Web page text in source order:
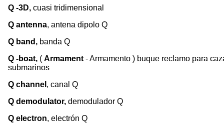
Q -3D, cuasi tridimensional
Q antenna, antena dipolo Q
Q band, banda Q
Q -boat, ( Armament - Armamento ) buque reclamo para
submarinos
Q channel , canal Q
Q demodulator, demodulador Q
Q electron, electrón Q